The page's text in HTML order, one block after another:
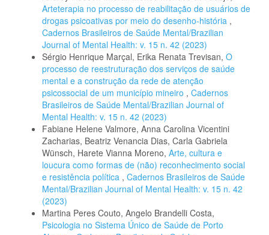
Arteterapia no processo de reabilitação de usuários de
drogas psicoativas por meio do desenho-história ,
Cadernos Brasileiros de Saúde Mental/Brazilian
Journal of Mental Health: v. 15 n. 42 (2023)
Sérgio Henrique Marçal, Erika Renata Trevisan, O
processo de reestruturação dos serviços de saúde
mental e a construção da rede de atenção
psicossocial de um município mineiro , Cadernos
Brasileiros de Saúde Mental/Brazilian Journal of
Mental Health: v. 15 n. 42 (2023)
Fabiane Helene Valmore, Anna Carolina Vicentini
Zacharias, Beatriz Venancia Dias, Carla Gabriela
Wünsch, Harete Vianna Moreno, Arte, cultura e
loucura como formas de (não) reconhecimento social
e resistência política , Cadernos Brasileiros de Saúde
Mental/Brazilian Journal of Mental Health: v. 15 n. 42
(2023)
Martina Peres Couto, Angelo Brandelli Costa,
Psicologia no Sistema Único de Saúde de Porto